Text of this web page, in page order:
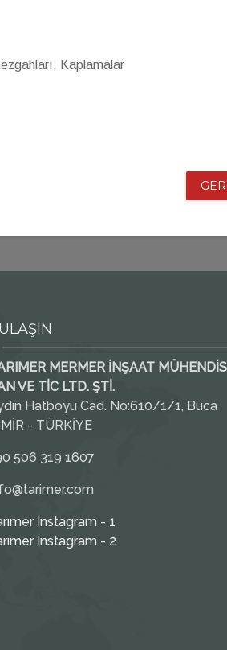
Kaplamalar
MERMER İNŞAAT
VE TİC LTD. ŞTİ.
Hatboyu Cad. No:610/1/1, Buca
- TÜRKİYE
506 319 1607
Instagram - 1
Instagram - 2